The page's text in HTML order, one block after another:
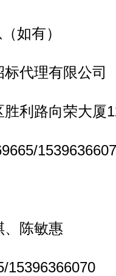
如有）
代理有限公司
利路向荣大厦
陈敏惠